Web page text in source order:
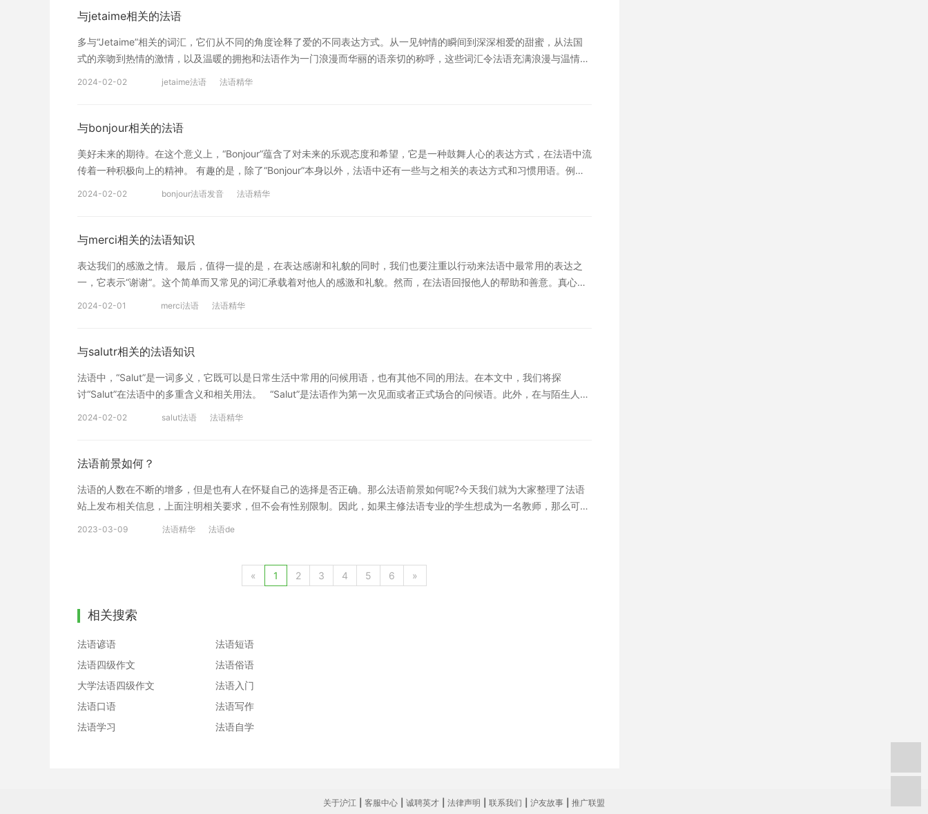
通过努力可以在考试中写出好的文章。
们用“oui”的态度迎接这门美丽的语言，开始我们的法语之旅吧！ 特别提醒：如果您对法语学习感兴趣，想要深入学习，
与jetaime相关的法语
多与“Jetaime”相关的词汇，它们从不同的角度诠释了爱的不同表达方式。从一见钟情的瞬间到深深相爱的甜蜜，从法国
式的亲吻到热情的激情，以及温暖的拥抱和法语作为一门浪漫而华丽的语亲切的称呼，这些词汇令法语充满浪漫与温情。
2024-02-02 jetaime法语 法语精华
与bonjour相关的法语
美好未来的期待。在这个意义上，“Bonjour”蕴含了对未来的乐观态度和希望，它是一种鼓舞人心的表达方式，在法语中流
传着一种积极向上的精神。 有趣的是，除了“Bonjour”本身以外，法语中还有一些与之相关的表达方式和习惯用语。例
人的关怀。通过不同的语境和用法，“Bonjour”展现了法语文化中对友好、乐观和法语美好生活的追求，成为了法语中一个
法语文化和表达方式。通过学习和实践，“Bonjour”不仅成为了日常交流中的用语，更是理解法语社会和生活的一扇窗口，
让我们更深刻地领略法语文化的魅力和丰富内涵。 特别提醒：如果您对法语学习感兴趣，想要深入学习，可以了解沪江
网校精品课程，量身定制高效实用的个性化学习方案，专属督导全程伴学，扫一扫领200畅学卡。
2024-02-02 bonjour法语发音 法语精华
与merci相关的法语知识
表达我们的感激之情。 最后，值得一提的是，在表达感谢和礼貌的同时，我们也要注重以行动来法语中最常用的表达之
一，它表示“谢谢”。这个简单而又常见的词汇承载着对他人的感激和礼貌。然而，在法语回报他人的帮助和善意。真心实
2024-02-01 merci法语 法语精华
与salutr相关的法语知识
法语中，“Salut”是一词多义，它既可以是日常生活中常用的问候用语，也有其他不同的用法。在本文中，我们将探
讨“Salut”在法语中的多重含义和相关用法。 “Salut”是法语作为第一次见面或者正式场合的问候语。此外，在与陌生人交
用来表示惊讶和赞叹。然而，在使用时需要正确地在合适的场合使用，避免在正式环境或与陌生人交流时使用。 在学习
用“Salut”，我们可以更好地适应法语文化和交流方式，同时也能更好地与法语使用者进行沟通。 特别提醒：如果您对法
语学习感兴趣，想要深入学习，可以了解沪江网校精品课程，量身定制高效实用的个性化学习方案，专属督导全程伴学，
扫一扫领200畅学卡。
2024-02-02 salut法语 法语精华
法语前景如何？
法语的人数在不断的增多，但是也有人在怀疑自己的选择是否正确。那么法语前景如何呢?今天我们就为大家整理了法语
站上发布相关信息，上面注明相关要求，但不会有性别限制。因此，如果主修法语专业的学生想成为一名教师，那么可以
2023-03-09 法语精华 法语de
« 1 2 3 4 5 6 »
相关搜索
法语谚语
法语短语
法语四级作文
法语俗语
大学法语四级作文
法语入门
法语口语
法语写作
法语学习
法语自学
关于沪江 客服中心 诚聘英才 法律声明 联系我们 沪友故事 推广联盟